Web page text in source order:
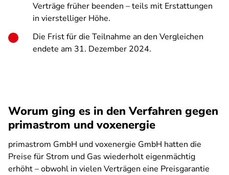
Verträge früher beenden – teils mit Erstattungen
in vierstelliger Höhe.
Die Frist für die Teilnahme an den Vergleichen
endete am 31. Dezember 2024.
Worum ging es in den Verfahren gegen
primastrom und voxenergie
primastrom GmbH und voxenergie GmbH hatten die
Preise für Strom und Gas wiederholt eigenmächtig
erhöht – obwohl in vielen Verträgen eine Preisgarantie